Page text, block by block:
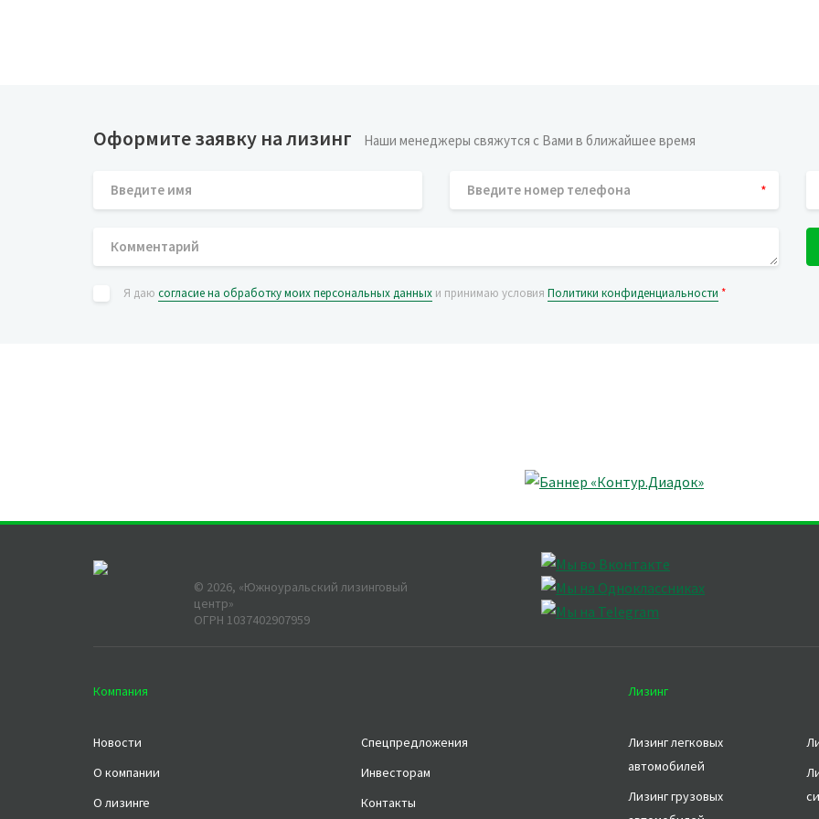
Оформите заявку на лизинг Наши менеджеры свяжутся с Вами в ближайшее время
*
Я даю согласие на обработку моих персональных данных и принимаю условия Политики конфиденциальности *
© 2026, «Южноуральский лизинговый
центр»
ОГРН 1037402907959
Компания
Новости
О компании
О лизинге
Спецпредложения
Инвесторам
Контакты
Лизинг
Лизинг легковых
автомобилей
Лизинг грузовых